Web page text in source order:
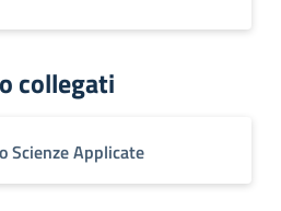
collegati
Scienze Applicate